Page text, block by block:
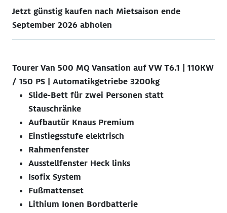
Jetzt günstig kaufen nach Mietsaison ende
September 2026 abholen
Tourer Van 500 MQ Vansation auf VW T6.1 | 110KW
/ 150 PS | Automatikgetriebe 3200kg
Slide-Bett für zwei Personen statt
Stauschränke
Aufbautür Knaus Premium
Einstiegsstufe elektrisch
Rahmenfenster
Ausstellfenster Heck links
Isofix System
Fußmattenset
Lithium Ionen Bordbatterie